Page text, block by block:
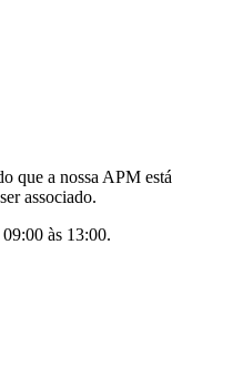
que a nossa APM está
associado.
às 13:00.